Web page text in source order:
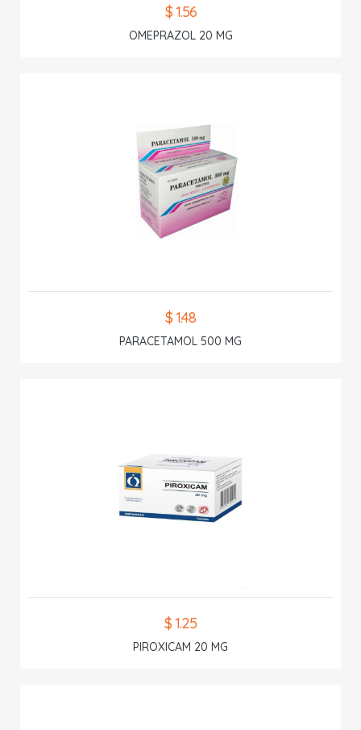
$ 1.56
OMEPRAZOL 20 MG
$ 1.48
PARACETAMOL 500 MG
$ 1.25
PIROXICAM 20 MG